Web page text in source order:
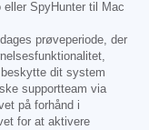
eller SpyHunter til Mac
prøveperiode, der
dit system
supportteam via
på forhånd i
for at aktivere